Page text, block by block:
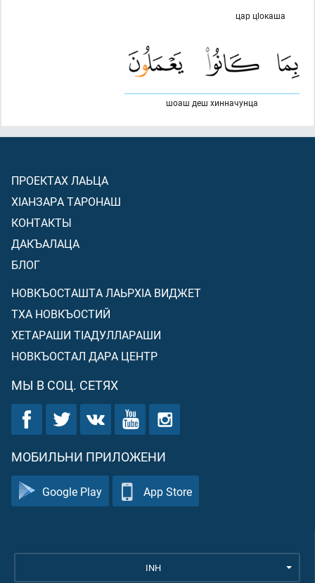
цар цlокаша
шоаш деш хинначунца
ПРОЕКТАХ ЛАЬЦА
ХIАНЗАРА ТАРОНАШ
КОНТАКТЫ
ДАКЪАЛАЦА
БЛОГ
НОВКЪОСТАШТА ЛАЬРХIА ВИДЖЕТ
ТХА НОВКЪОСТИЙ
ХЕТАРАШИ ТIАДУЛЛАРАШИ
НОВКЪОСТАЛ ДАРА ЦЕНТР
МЫ В СОЦ. СЕТЯХ
МОБИЛЬНИ ПРИЛОЖЕНИ
Google Play App Store
INH